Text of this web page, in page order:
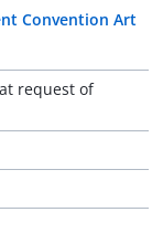
Convention Art
request of